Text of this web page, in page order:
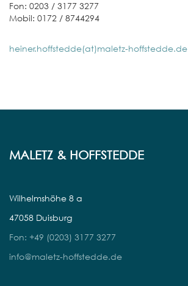
Fon: 0203 / 3177 3277
Mobil: 0172 / 8744294
heiner.hoffstedde(at)maletz-hoffstedde.de
MALETZ & HOFFSTEDDE
Wilhelmshöhe 8 a
47058 Duisburg
Fon: +49 (0203) 3177 3277
info@maletz-hoffstedde.de